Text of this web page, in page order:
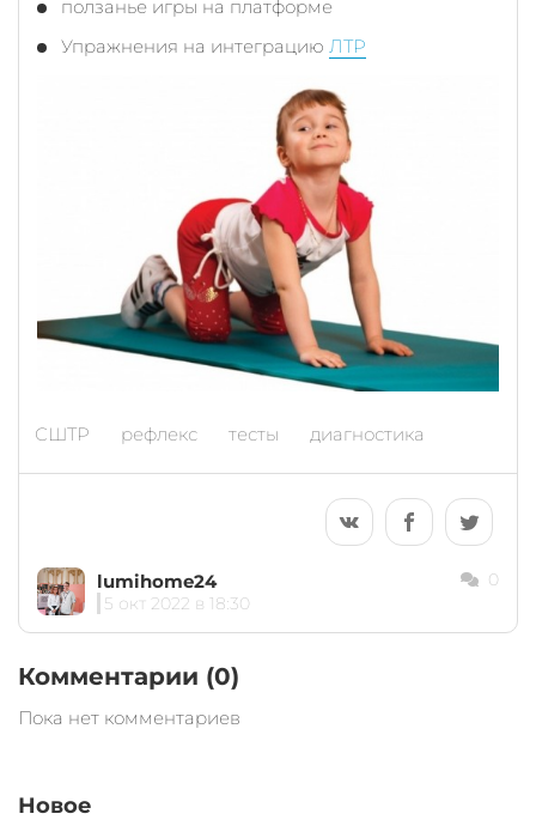
ползанье игры на платформе
Упражнения на интеграцию ЛТР
СШТР рефлекс тесты диагностика
lumihome24
5 окт 2022 в 18:30
0
Комментарии (0)
Пока нет комментариев
Новое